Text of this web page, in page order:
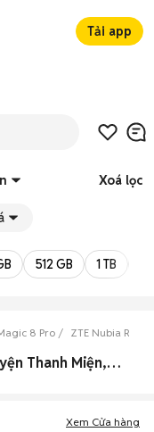
Tải app
Xoá lọc
512 GB 1 TB
8 Pro ZTE Nubia
0 Zte Nubia Redmagic 8 Pro cũ Huyện Thanh Miện, Hải Dương đẹp
Xem Cửa hàng